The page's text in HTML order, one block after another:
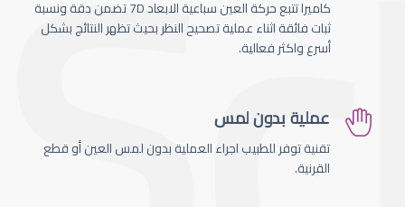
كاميرا تتبع حركة العين سباعية الابعاد 7D تضمن دقة ونسبة
ثبات فائقة اثناء عملية تصحيح النظر بحيث تظهر النتائج بشكل
أسرع واكثر فعالية.
عملية بدون لمس
تقنية توفر للطبيب اجراء العملية بدون لمس العين أو قطع
القرنية.